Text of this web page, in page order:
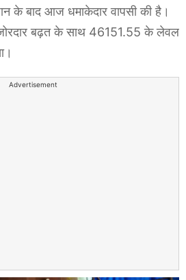
के बाद आज धमाकेदार वापसी की है।
बढ़त के साथ 46151.55 के लेवल
Advertisement